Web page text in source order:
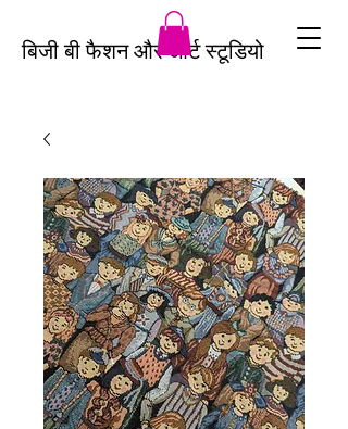
बिजी बी फैशन और आर्ट स्टूडियो